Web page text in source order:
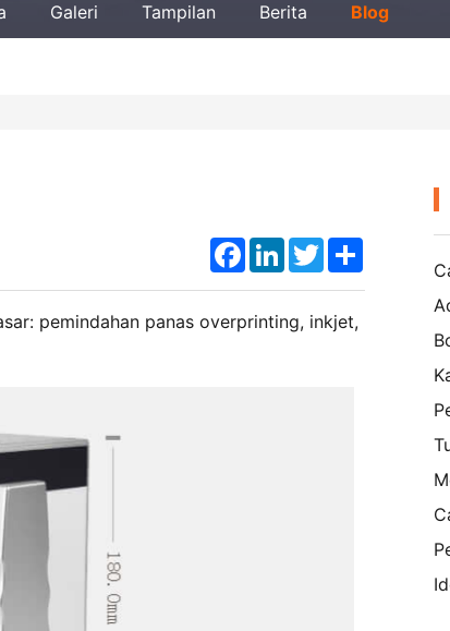
Galeri Tampilan Berita Blog
Facebook
LinkedInTwitterShare
pemindahan panas overprinting, inkjet,